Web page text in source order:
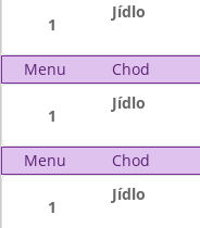
1
Jídlo
Menu Chod
1
Jídlo
Menu Chod
1
Jídlo